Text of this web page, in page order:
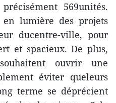
569unités.
lumière des projets
ducentre-ville, pour
et spacieux. De plus,
ouvrir une
éviter queleurs
terme se déprécient